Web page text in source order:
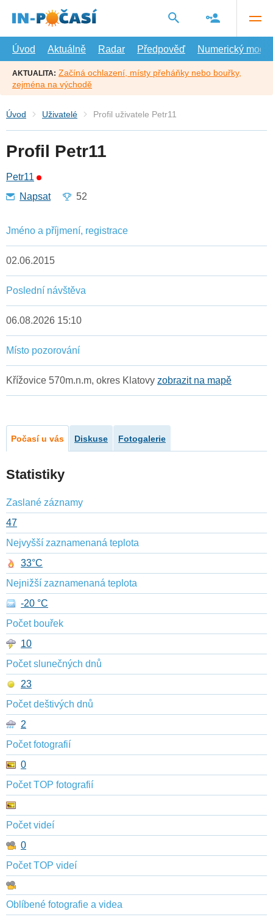
hlavní
Úvod
Aktuálně Radar Předpověď Numerický model
AKTUALITA: Začíná ochlazení, místy přeháňky nebo bouřky,
zejména na východě
Úvod Uživatelé Profil uživatele Petr11
Profil Petr11
Petr11
Napsat
52
Jméno a příjmení, registrace
02.06.2015
Poslední návštěva
06.08.2026 15:10
Místo pozorování
Křížovice 570m.n.m, okres Klatovy zobrazit na mapě
Počasí u vás Diskuse Fotogalerie
Statistiky
Zaslané záznamy
47
Nejvyšší zaznamenaná teplota
33°C
Nejnižší zaznamenaná teplota
-20 °C
Počet bouřek
10
Počet slunečných dnů
23
Počet deštivých dnů
2
Počet fotografií
0
Počet TOP fotografií
Počet videí
0
Počet TOP videí
Oblíbené fotografie a videa